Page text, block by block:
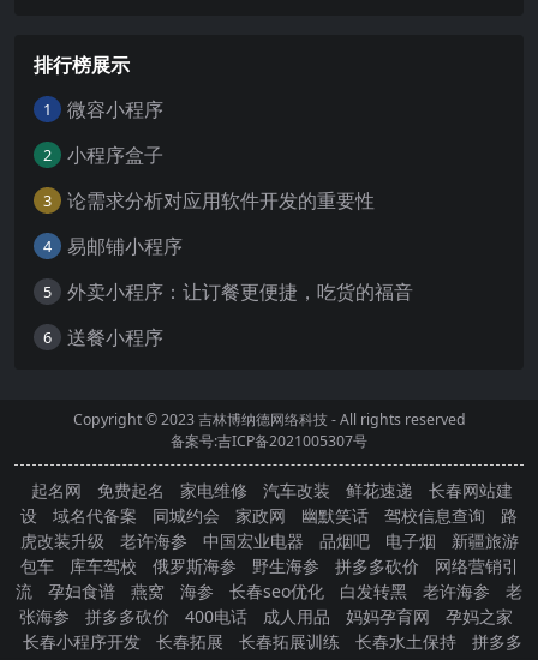
排行榜展示
1 微容小程序
2 小程序盒子
3 论需求分析对应用软件开发的重要性
4 易邮铺小程序
5 外卖小程序：让订餐更便捷，吃货的福音
6 送餐小程序
Copyright © 2023吉林博纳德网络科技- All rights reserved
备案号:吉ICP备2021005307号
起名网 免费起名 家电维修 汽车改装 鲜花速递
长春网站建
设
域名代备案 同城约会 家政网 幽默笑话 驾校信息查询
路
虎改装升级
老许海参 中国宏业电器 品烟吧 电子烟
新疆旅游
包车
库车驾校 俄罗斯海参 野生海参 拼多多砍价
网络营销引
流
孕妇食谱 燕窝 海参 长春seo优化 白发转黑 老许海参
老
张海参
拼多多砍价 400电话 成人用品 妈妈孕育网
孕妈之家
长春小程序开发
长春拓展 长春拓展训练 长春水土保持
拼多多